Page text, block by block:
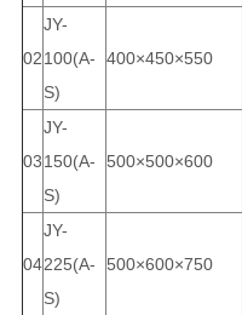
02
JY-
100(A-
S)
400×450×550
03
JY-
150(A-
S)
500×500×600
04
JY-
225(A-
S)
500×600×750